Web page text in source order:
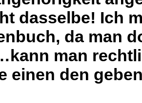
dasselbe! Ich
da man
man
einen den